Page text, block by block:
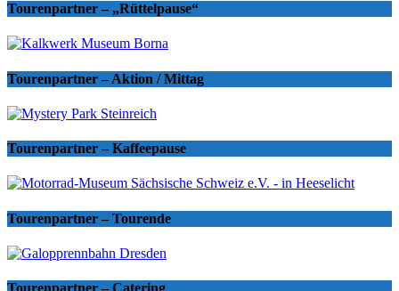
Tourenpartner – „Rüttelpause“
Tourenpartner – Aktion / Mittag
Tourenpartner – Kaffeepause
Tourenpartner – Tourende